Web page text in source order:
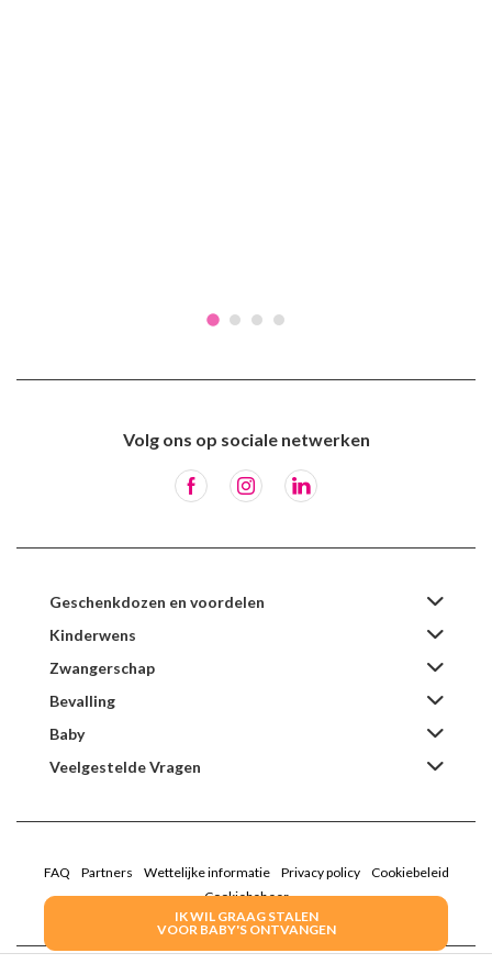
IK WIL GRAAG STALEN
VOOR BABY'S ONTVANGEN
Volg ons op sociale netwerken
Geschenkdozen en voordelen
Kinderwens
Zwangerschap
Bevalling
Baby
Veelgestelde Vragen
FAQ Partners Wettelijke informatie Privacy policy
Cookiebeleid
Cookiebeheer